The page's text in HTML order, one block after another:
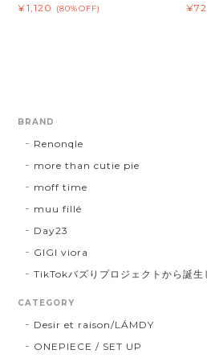
¥1,120
(80%OFF)
BRAND
Renonqle
more than cutie pie
moff time
muu fillé
Day23
GIGI viora
TikTokバズりプロジェクトから誕生
CATEGORY
Desir et raison/LÁMDY
ONEPIECE / SET UP